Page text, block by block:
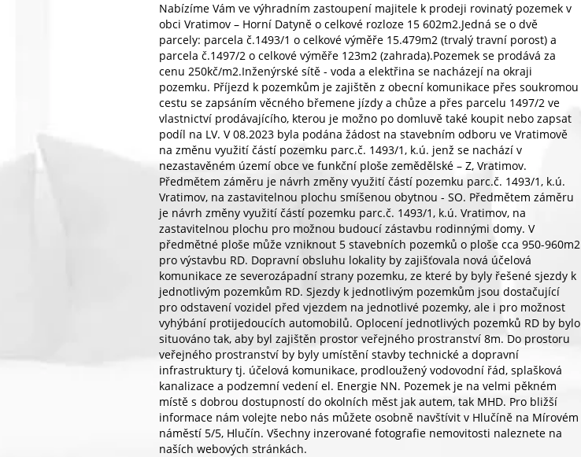
Nabízíme Vám ve výhradním zastoupení majitele k prodeji rovinatý pozemek v
obci Vratimov – Horní Datyně o celkové rozloze 15 602m2.Jedná se o dvě
parcely: parcela č.1493/1 o celkové výměře 15.479m2 (trvalý travní porost) a
parcela č.1497/2 o celkové výměře 123m2 (zahrada).Pozemek se prodává za
cenu 250kč/m2.Inženýrské sítě - voda a elektřina se nacházejí na okraji
pozemku. Příjezd k pozemkům je zajištěn z obecní komunikace přes soukromou
cestu se zapsáním věcného břemene jízdy a chůze a přes parcelu 1497/2 ve
vlastnictví prodávajícího, kterou je možno po domluvě také koupit nebo zapsat
podíl na LV. V 08.2023 byla podána žádost na stavebním odboru ve Vratimově
na změnu využití částí pozemku parc.č. 1493/1, k.ú. jenž se nachází v
nezastavěném území obce ve funkční ploše zemědělské – Z, Vratimov.
Předmětem záměru je návrh změny využití částí pozemku parc.č. 1493/1, k.ú.
Vratimov, na zastavitelnou plochu smíšenou obytnou - SO. Předmětem záměru
je návrh změny využití částí pozemku parc.č. 1493/1, k.ú. Vratimov, na
zastavitelnou plochu pro možnou budoucí zástavbu rodinnými domy. V
předmětné ploše může vzniknout 5 stavebních pozemků o ploše cca 950-960m2
pro výstavbu RD. Dopravní obsluhu lokality by zajišťovala nová účelová
komunikace ze severozápadní strany pozemku, ze které by byly řešené sjezdy k
jednotlivým pozemkům RD. Sjezdy k jednotlivým pozemkům jsou dostačující
pro odstavení vozidel před vjezdem na jednotlivé pozemky, ale i pro možnost
vyhýbání protijedoucích automobilů. Oplocení jednotlivých pozemků RD by bylo
situováno tak, aby byl zajištěn prostor veřejného prostranství 8m. Do prostoru
veřejného prostranství by byly umístění stavby technické a dopravní
infrastruktury tj. účelová komunikace, prodloužený vodovodní řád, splašková
kanalizace a podzemní vedení el. Energie NN. Pozemek je na velmi pěkném
místě s dobrou dostupností do okolních měst jak autem, tak MHD. Pro bližší
informace nám volejte nebo nás můžete osobně navštívit v Hlučíně na Mírovém
náměstí 5/5, Hlučín. Všechny inzerované fotografie nemovitosti naleznete na
naších webových stránkách.